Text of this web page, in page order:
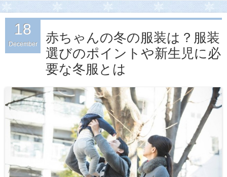
子供服通販の
18
December
18
December
赤ちゃんの冬の服装は？服装
選びのポイントや新生児に必
要な冬服とは